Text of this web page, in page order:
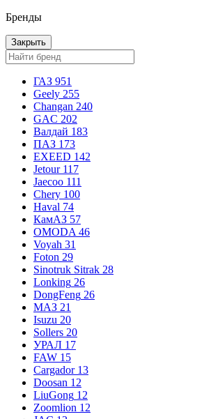
Бренды
Закрыть
ГАЗ 951
Geely 255
Changan 240
GAC 202
Валдай 183
ПАЗ 173
EXEED 142
Jetour 117
Jaecoo 111
Chery 100
Haval 74
КамАЗ 57
OMODA 46
Voyah 31
Foton 29
Sinotruk Sitrak 28
Lonking 26
DongFeng 26
МАЗ 21
Isuzu 20
Sollers 20
УРАЛ 17
FAW 15
Cargador 13
Doosan 12
LiuGong 12
Zoomlion 12